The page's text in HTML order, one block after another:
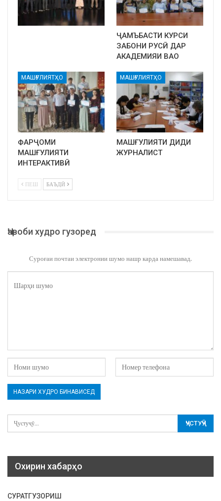
ҶАМЪБАСТИ КУРСИ
ЗАБОНИ РУСӢ ДАР
АКАДЕМИЯИ ВАО
МАШҒУЛИЯТҲО
ФАРҶОМИ
МАШҒУЛИЯТИ
ИНТЕРАКТИВӢ
МАШҒУЛИЯТҲО
МАШҒУЛИЯТИ ДИДИ
ЖУРНАЛИСТ
ПЕШ БАЪДӢ
Ҷавоби худро гузоред
Суроғаи почтаи электронии шумо нашр карда намешавад.
Охирин хабарҳо
СУРАТГУЗОРИШ